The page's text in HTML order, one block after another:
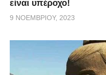
είναι υπέροχο!
9 ΝΟΕΜΒΡΊΟΥ, 2023